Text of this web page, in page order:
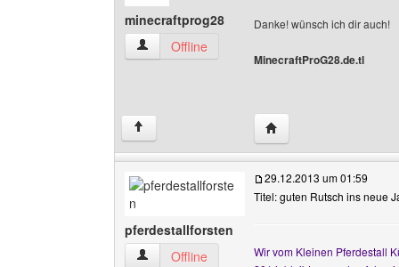
minecraftprog28
minecraftprog28 Benutzer-Profile anzeigen
Offline
Danke! wünsch ich dir auch!
MinecraftProG28.de.tl
↑ Website dieses
pferdestallforsten
pferdestallforsten Benutzer-Profile anzeigen
Offline
29.12.2013 um 01:59
Titel: guten Rutsch ins neue
Wir vom Kleinen Pferdestall